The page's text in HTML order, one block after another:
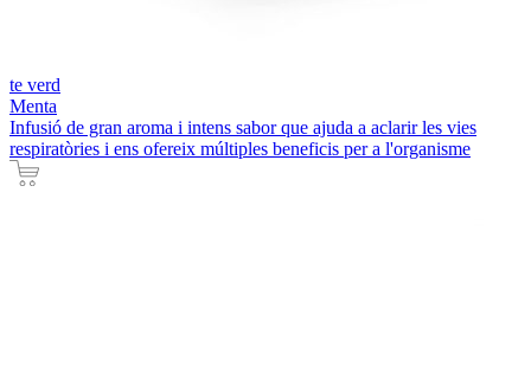
te verd
Menta
Infusió de gran aroma i intens sabor que ajuda a aclarir les vies
respiratòries i ens ofereix múltiples beneficis per a l'organisme